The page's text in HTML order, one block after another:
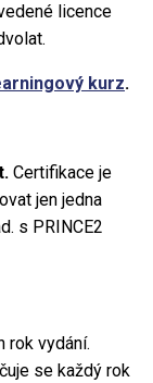
licence
kurz.
Certifikace je
jen jedna
s PRINCE2
rok vydání.
se každý rok